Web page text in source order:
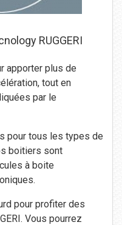
RUGGERI
apporter plus de
tout en
par le
pour tous les types de
boitiers sont
à boite
pour profiter des
Vous pourrez